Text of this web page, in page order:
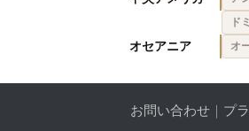
ド
オセアニア オ
お問い合わせ ｜ プ